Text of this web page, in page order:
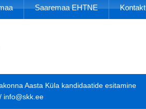
Saaremaa EHTNE Kontakt
Aasta Küla kandidaatide esitamine
/ info@skk.ee